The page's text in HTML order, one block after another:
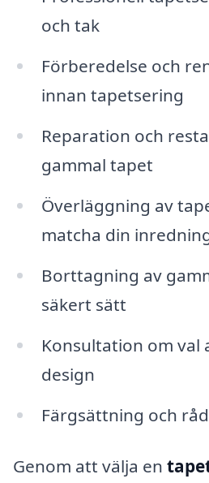
och tak
Förberedelse och
innan tapetsering
Reparation och
gammal tapet
Överläggning av
matcha din
Borttagning av
säkert sätt
Konsultation om val
design
Färgsättning och
Genom att välja en